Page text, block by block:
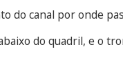
do canal por onde
do quadril, e o